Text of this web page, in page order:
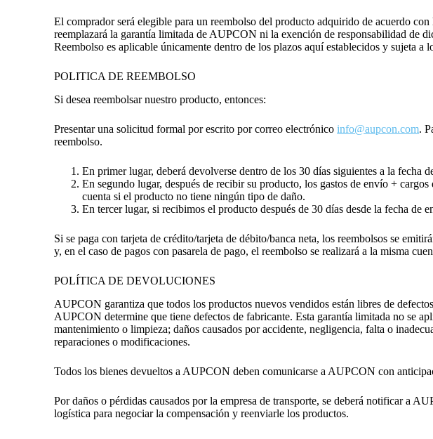
El comprador será elegible para un reembolso del producto adquirido de acuerdo
reemplazará la garantía limitada de AUPCON ni la exención de responsabilidad de
Reembolso es aplicable únicamente dentro de los plazos aquí establecidos y sujeta a
POLITICA DE REEMBOLSO
Si desea reembolsar nuestro producto, entonces:
Presentar una solicitud formal por escrito por correo electrónicoinfo@aupcon.com.
reembolso.
En primer lugar, deberá devolverse dentro de los 30 días siguientes a la fecha
En segundo lugar, después de recibir su producto, los gastos de envío +
cuenta si el producto no tiene ningún tipo de daño.
En tercer lugar, si recibimos el producto después de 30 días desde la fecha de
Si se paga con tarjeta de crédito/tarjeta de débito/banca neta, los reembolsos se
y, en el caso de pagos con pasarela de pago, el reembolso se realizará a la misma
POLÍTICA DE DEVOLUCIONES
AUPCON garantiza que todos los productos nuevos vendidos están libres de
AUPCON determine que tiene defectos de fabricante. Esta garantía limitada no se
mantenimiento o limpieza; daños causados por accidente, negligencia, falta o
reparaciones o modificaciones.
Todos los bienes devueltos a AUPCON deben comunicarse a AUPCON con
Por daños o pérdidas causados por la empresa de transporte, se deberá notificar a
logística para negociar la compensación y reenviarle los productos.